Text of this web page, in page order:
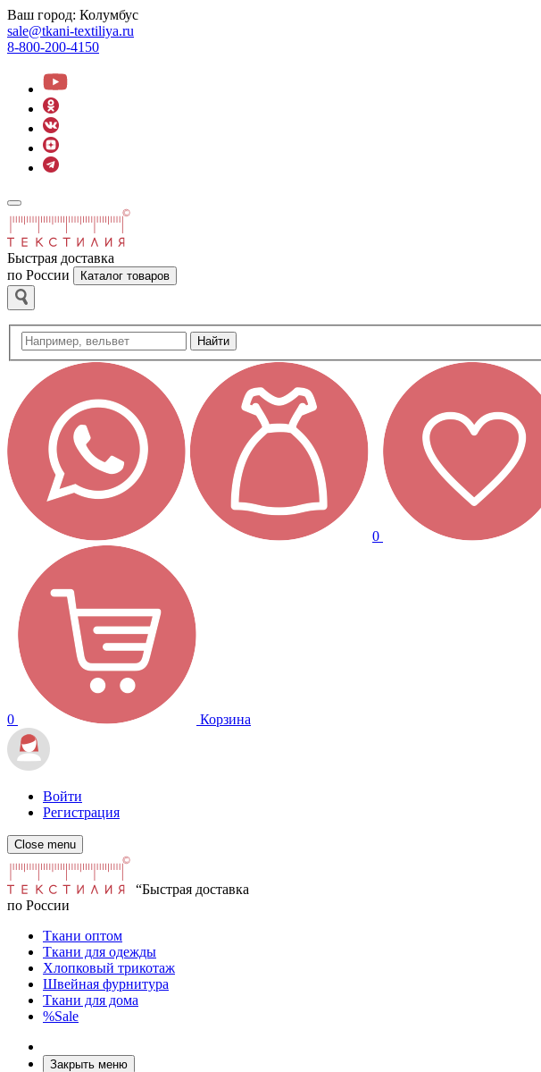
Ваш город: Колумбус
sale@tkani-textiliya.ru
8-800-200-4150
Быстрая доставка
по России
Каталог товаров
Найти
0
0 Корзина
Войти
Регистрация
Close menu
“Быстрая доставка
по России
Ткани оптом
Ткани для одежды
Хлопковый трикотаж
Швейная фурнитура
Ткани для дома
%Sale
Закрыть меню